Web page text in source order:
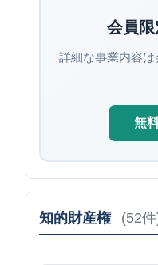
会員
詳細な事業内容
無
知的財産権 (52